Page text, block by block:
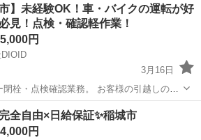
市】未経験OK！車・バイクの運転が好
見！点検・確認軽作業！
円
3月16日
栓・点検確認業務。 お客様の引越しの際
メーターの元栓を閉める閉栓業務になり
業務
全自由×日給保証✨稲城市
円